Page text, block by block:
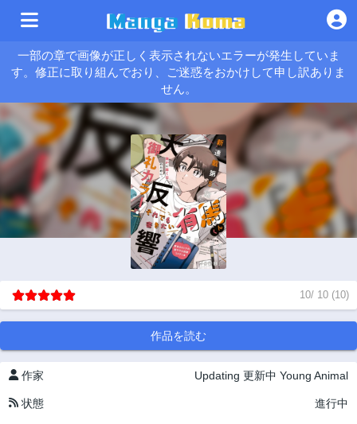
一部の章で画像が正しく表示されないエラーが発生していま
す。修正に取り組んでおり、ご迷惑をおかけして申し訳ありま
せん。
10/ 10 (10)
作品を読む
作家 Updating 更新中 Young Animal
状態 進行中